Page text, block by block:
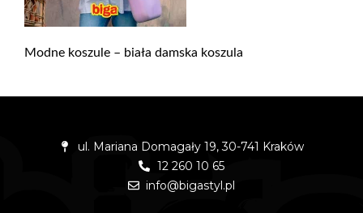
Modne koszule – biała damska koszula
ul. Mariana Domagały 19, 30-741 Kraków
12 260 10 65
info@bigastyl.pl